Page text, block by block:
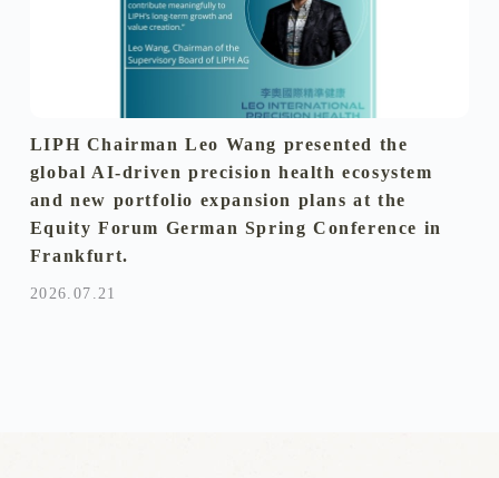
LIPH Chairman Leo Wang presented the
global AI-driven precision health ecosystem
and new portfolio expansion plans at the
Equity Forum German Spring Conference in
Frankfurt.
2026.07.21